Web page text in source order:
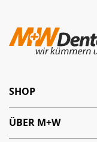
SHOP
ÜBER M+W